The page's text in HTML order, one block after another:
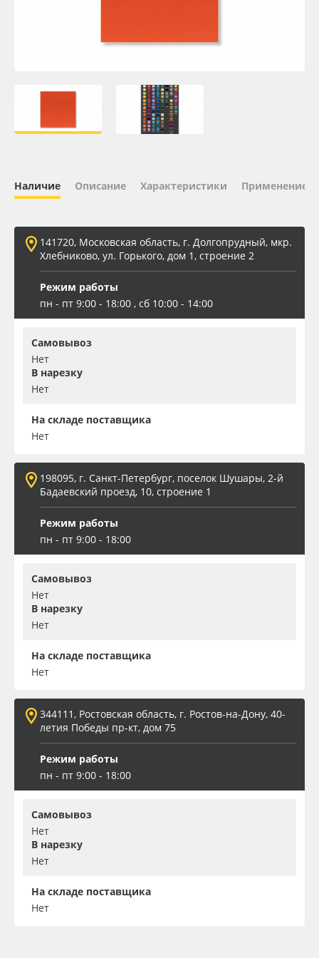
Плёнка монтажная Oratape
ПЭТ листовой
Баннер
Заготовки для сувениров
Наличие Описание Характеристики Применение
141720, Московская область, г. Долгопрудный, мкр.
Хлебниково, ул. Горького, дом 1, строение 2
Режим работы
пн - пт 9:00 - 18:00 , сб 10:00 - 14:00
Самовывоз
Нет
В нарезку
Нет
На складе поставщика
Нет
198095, г. Санкт-Петербург, поселок Шушары, 2-й
Бадаевский проезд, 10, строение 1
Режим работы
пн - пт 9:00 - 18:00
Самовывоз
Нет
В нарезку
Нет
На складе поставщика
Нет
344111, Ростовская область, г. Ростов-на-Дону, 40-
летия Победы пр-кт, дом 75
Режим работы
пн - пт 9:00 - 18:00
Самовывоз
Нет
В нарезку
Нет
На складе поставщика
Нет